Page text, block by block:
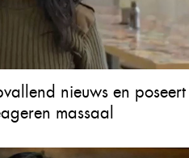
nieuws en poseert
massaal